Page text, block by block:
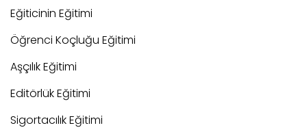
Eğiticinin Eğitimi
Öğrenci Koçluğu Eğitimi
Aşçılık Eğitimi
Editörlük Eğitimi
Sigortacılık Eğitimi